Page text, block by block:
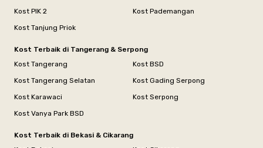
Kost PIK 2
Kost Pademangan
Kost Tanjung Priok
Kost Terbaik di Tangerang & Serpong
Kost Tangerang
Kost BSD
Kost Tangerang Selatan
Kost Gading Serpong
Kost Karawaci
Kost Serpong
Kost Vanya Park BSD
Kost Terbaik di Bekasi & Cikarang